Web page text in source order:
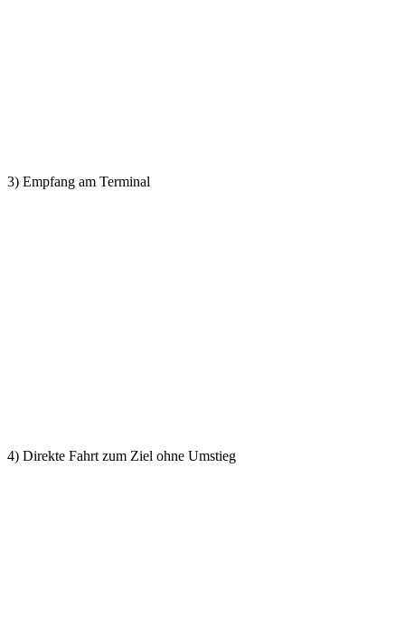
3) Empfang am Terminal
4) Direkte Fahrt zum Ziel ohne Umstieg